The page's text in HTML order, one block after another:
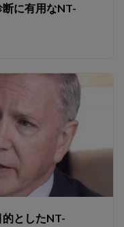
に有用なNT-
としたNT-